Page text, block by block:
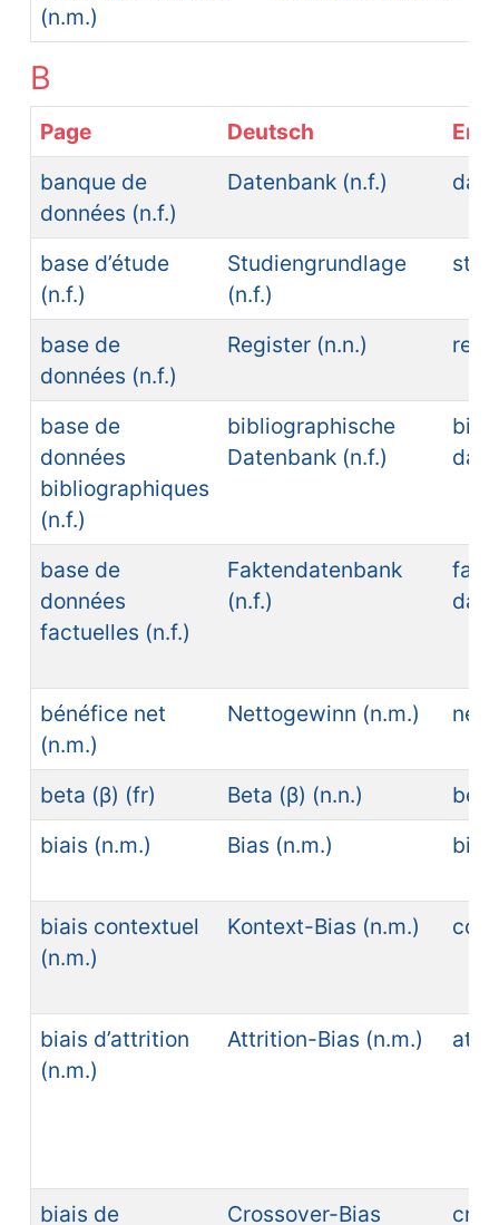
(n.m.)
B
Page Deutsch
banque de
données (n.f.)
Datenbank (n.f.)
base d’étude
(n.f.)
Studiengrundlage
(n.f.)
base de
données (n.f.)
Register (n.n.)
base de
données
bibliographiques
(n.f.)
bibliographische
Datenbank (n.f.)
base de
données
factuelles (n.f.)
Faktendatenbank
(n.f.)
bénéfice net
(n.m.)
Nettogewinn (n.m.) net
beta (β) (fr) Beta (β) (n.n.)
biais (n.m.)
Bias (n.m.) bias
biais contextuel
(n.m.)
Kontext-Bias (n.m.)
biais d’attrition
(n.m.)
Attrition-Bias (n.m.)
biais de
Crossover-Bias